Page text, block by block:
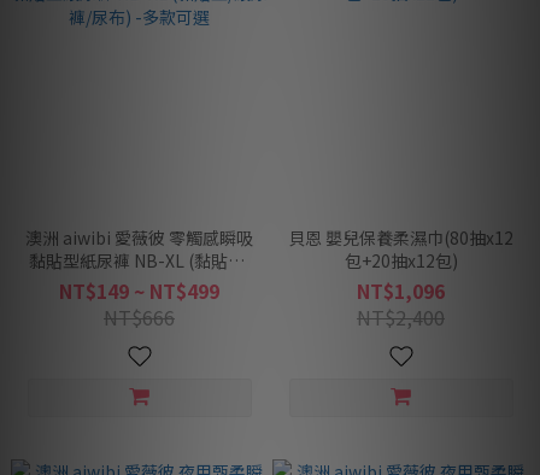
澳洲 aiwibi 愛薇彼 零觸感瞬吸
黏貼型紙尿褲 NB-XL (黏貼型/
紙尿褲/尿布) -多款可選
NT$149 ~ NT$499
NT$666
貝恩 嬰兒保養柔濕巾(80抽x12
包+20抽x12包)
NT$1,096
NT$2,400